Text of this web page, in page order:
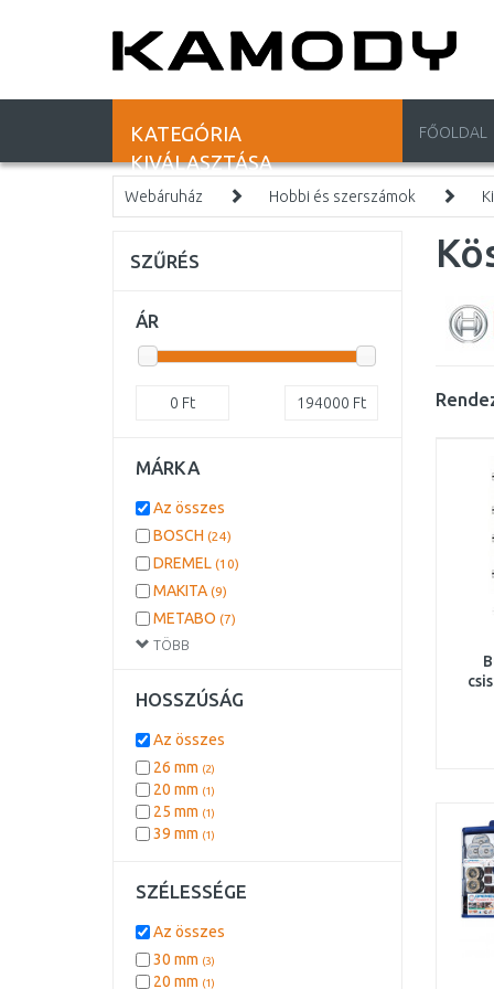
KATEGÓRIA
KIVÁLASZTÁSA
FŐOLDAL
Webáruház Hobbi és szerszámok
SZŰRÉS
ÁR
0 Ft 194000 Ft
MÁRKA
TÖBB
Az összes
BOSCH (24)
DREMEL (10)
MAKITA (9)
METABO (7)
DEWALT
HOSSZÚSÁG
Az összes
26 mm (2)
20 mm (1)
25 mm (1)
39 mm (1)
SZÉLESSÉGE
Az összes
30 mm (3)
20 mm (1)